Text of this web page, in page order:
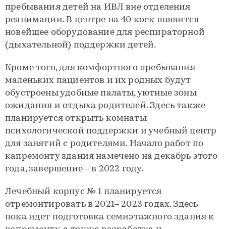
пребывания детей на ИВЛ вне отделения
реанимации. В центре на 40 коек появится
новейшее оборудование для респираторной
(дыхательной) поддержки детей.
Кроме того, для комфортного пребывания
маленьких пациентов и их родных будут
обустроены удобные палаты, уютные зоны
ожидания и отдыха родителей. Здесь также
планируется открыть комнаты
психологической поддержки и учебный центр
для занятий с родителями. Начало работ по
капремонту здания намечено на декабрь этого
года, завершение – в 2022 году.
Лечебный корпус № 1 планируется
отремонтировать в 2021– 2023 годах. Здесь
пока идет подготовка семиэтажного здания к